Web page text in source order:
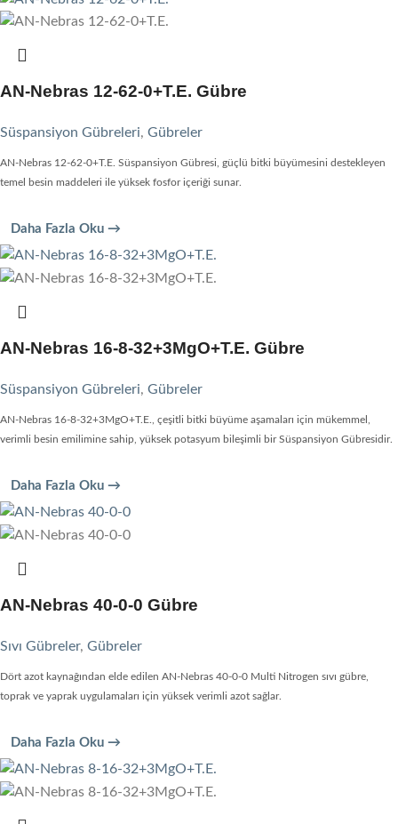
AN-Nebras 12-62-0+T.E. Gübre
Süspansiyon Gübreleri, Gübreler
AN-Nebras 12-62-0+T.E. Süspansiyon Gübresi, güçlü bitki büyümesini destekleyen
temel besin maddeleri ile yüksek fosfor içeriği sunar.
Daha Fazla Oku →
AN-Nebras 16-8-32+3MgO+T.E. Gübre
Süspansiyon Gübreleri, Gübreler
AN-Nebras 16-8-32+3MgO+T.E., çeşitli bitki büyüme aşamaları için mükemmel,
verimli besin emilimine sahip, yüksek potasyum bileşimli bir Süspansiyon Gübresidir.
Daha Fazla Oku →
AN-Nebras 40-0-0 Gübre
Sıvı Gübreler, Gübreler
Dört azot kaynağından elde edilen AN-Nebras 40-0-0 Multi Nitrogen sıvı gübre,
toprak ve yaprak uygulamaları için yüksek verimli azot sağlar.
Daha Fazla Oku →